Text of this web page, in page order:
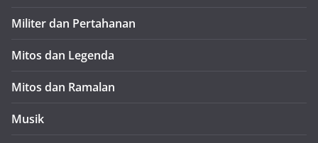
Militer dan Pertahanan
Mitos dan Legenda
Mitos dan Ramalan
Musik